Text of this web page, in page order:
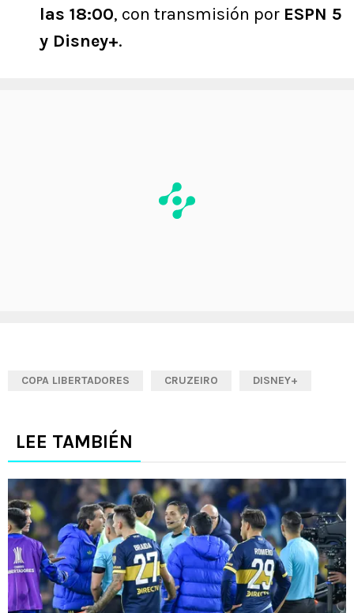
las 18:00, con transmisión por ESPN 5
y Disney+.
COPA LIBERTADORES CRUZEIRO DISNEY+
LEE TAMBIÉN